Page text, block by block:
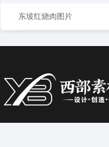
东坡红烧肉图片